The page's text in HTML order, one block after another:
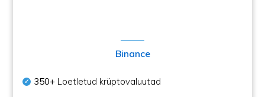
Binance
350+ Loetletud krüptovaluutad